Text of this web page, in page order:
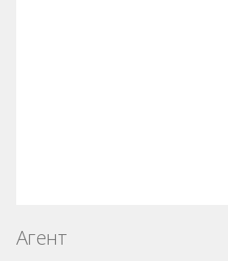
Агент